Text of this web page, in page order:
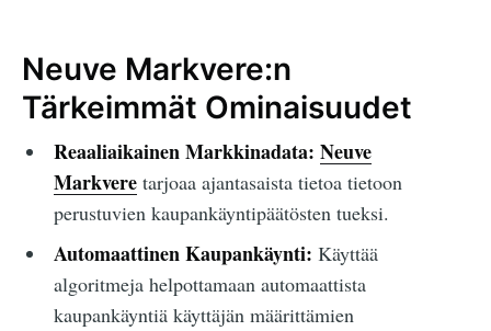
Neuve Markvere:n
Tärkeimmät Ominaisuudet
Reaaliaikainen Markkinadata: Neuve
Markveretarjoaa ajantasaista tietoa tietoon
perustuvien kaupankäyntipäätösten tueksi.
Automaattinen Kaupankäynti: Käyttää
algoritmeja helpottamaan automaattista
kaupankäyntiä käyttäjän määrittämien